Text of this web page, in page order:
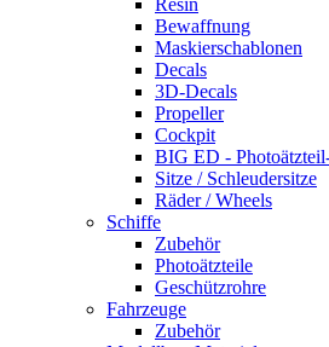
Resin
Bewaffnung
Maskierschablonen
Decals
3D-Decals
Propeller
Cockpit
BIG ED -
Sitze / Schleudersitze
Räder / Wheels
Schiffe
Zubehör
Photoätzteile
Geschützrohre
Fahrzeuge
Zubehör